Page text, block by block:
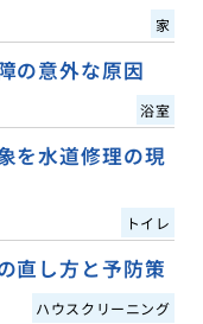
家
の意外な原因
浴室
を水道修理の現
トイレ
直し方と予防策
ハウスクリーニング